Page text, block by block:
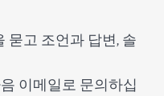
묻고 조언과 답변, 솔
이메일로 문의하십